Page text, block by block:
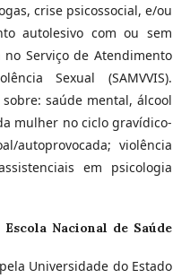
crise psicossocial, e/ou
autolesivo com ou sem
Serviço de Atendimento
Sexual (SAMVVIS).
saúde mental, álcool
mulher no ciclo gravídico-
autoprovocada; violência
em psicologia
Escola Nacional de Saúde
Universidade do Estado